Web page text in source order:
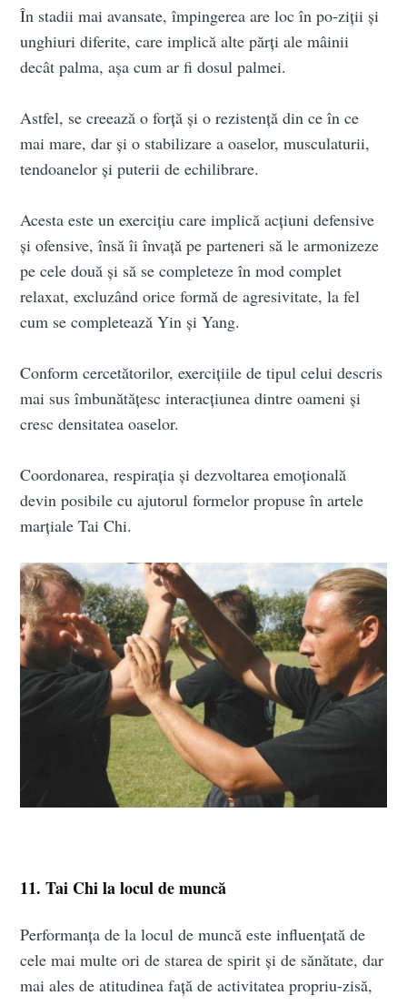
În stadii mai avansate, împingerea are loc în po-ziții și
unghiuri diferite, care implică alte părți ale mâinii
decât palma, așa cum ar fi dosul palmei.
Astfel, se creează o forță și o rezistență din ce în ce
mai mare, dar și o stabilizare a oaselor, musculaturii,
tendoanelor și puterii de echilibrare.
Acesta este un exercițiu care implică acțiuni defensive
și ofensive, însă îi învață pe parteneri să le armonizeze
pe cele două și să se completeze în mod complet
relaxat, excluzând orice formă de agresivitate, la fel
cum se completează Yin și Yang.
Conform cercetătorilor, exercițiile de tipul celui descris
mai sus îmbunătățesc interacțiunea dintre oameni și
cresc densitatea oaselor.
Coordonarea, respirația și dezvoltarea emoțională
devin posibile cu ajutorul formelor propuse în artele
marțiale Tai Chi.
11. Tai Chi la locul de muncă
Performanța de la locul de muncă este influențată de
cele mai multe ori de starea de spirit și de sănătate, dar
mai ales de atitudinea față de activitatea propriu-zisă,
Subscribe to
De Evolutie
Spirituala